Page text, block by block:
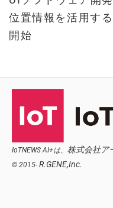
位置情報を活用す
開始
IoTNEWS AI+は、 株式会社ア
© 2015- R.GENE,Inc.